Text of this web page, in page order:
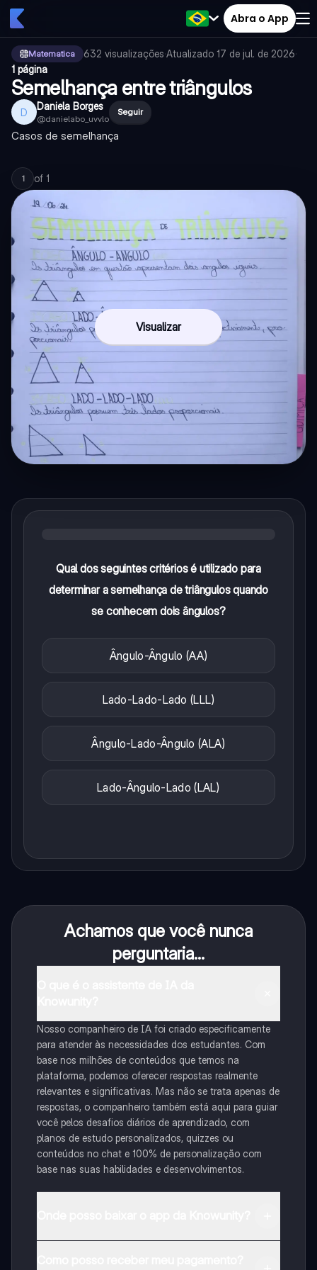
Abra o App
Matematica 632 visualizações·Atualizado 17 de jul. de 2026·
1 página
Semelhança entre triângulos
D Daniela Borges
@danielabo_uvvlo
Seguir
Casos de semelhança
1 of 1
Visualizar
Qual dos seguintes critérios é utilizado para
determinar a semelhança de triângulos quando
se conhecem dois ângulos?
Ângulo-Ângulo (AA)
Lado-Lado-Lado (LLL)
Ângulo-Lado-Ângulo (ALA)
Lado-Ângulo-Lado (LAL)
Achamos que você nunca
perguntaria...
Nosso companheiro de IA foi criado especificamente
para atender às necessidades dos estudantes. Com
base nos milhões de conteúdos que temos na
plataforma, podemos oferecer respostas realmente
relevantes e significativas. Mas não se trata apenas de
respostas, o companheiro também está aqui para guiar
você pelos desafios diários de aprendizado, com
planos de estudo personalizados, quizzes ou
conteúdos no chat e 100% de personalização com
base nas suas habilidades e desenvolvimentos.